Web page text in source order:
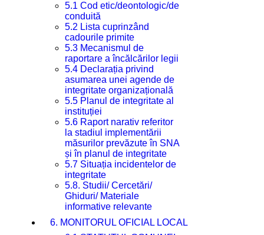
5.1 Cod etic/deontologic/de
conduită
5.2 Lista cuprinzând
cadourile primite
5.3 Mecanismul de
raportare a încălcărilor legii
5.4 Declarația privind
asumarea unei agende de
integritate organizațională
5.5 Planul de integritate al
instituției
5.6 Raport narativ referitor
la stadiul implementării
măsurilor prevăzute în SNA
și în planul de integritate
5.7 Situația incidentelor de
integritate
5.8. Studii/ Cercetări/
Ghiduri/ Materiale
informative relevante
6. MONITORUL OFICIAL LOCAL